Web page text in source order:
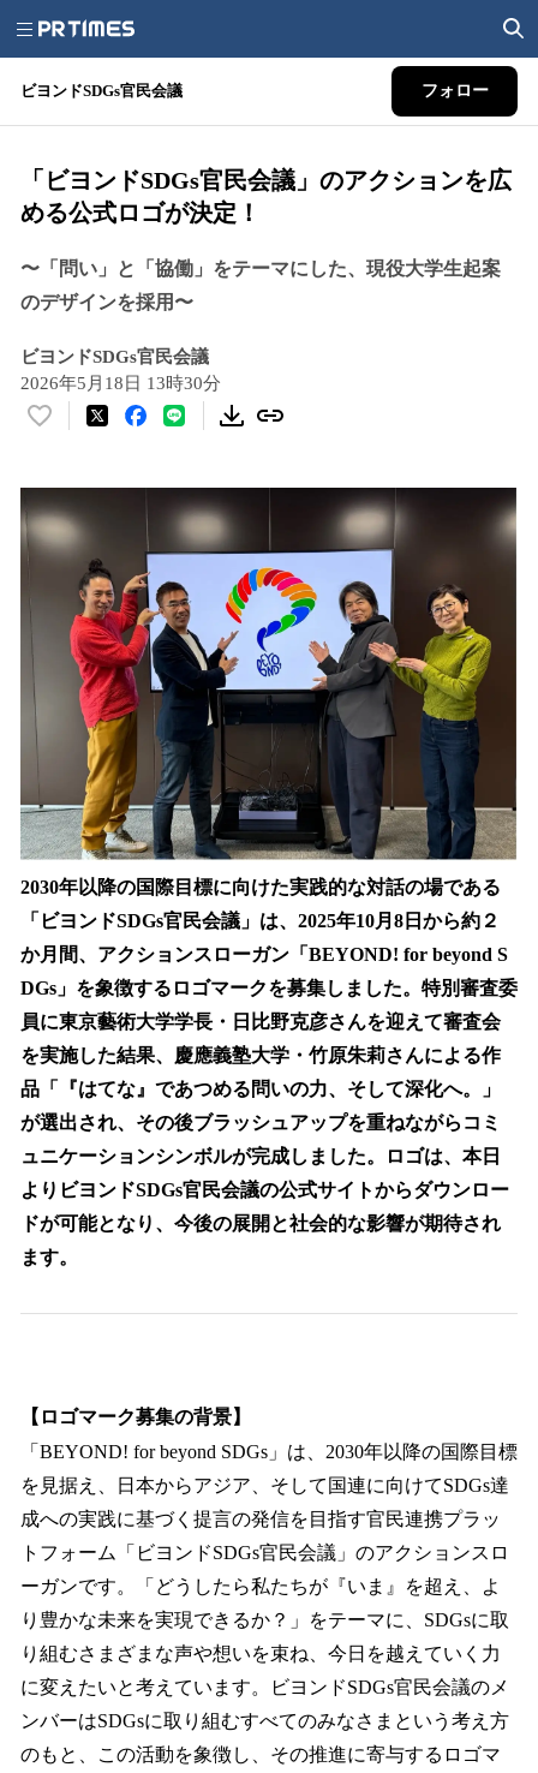
ビヨンドSDGs官民会議 フォロー
「ビヨンドSDGs官民会議」のアクションを広
める公式ロゴが決定！
〜「問い」と「協働」をテーマにした、現役大学生起案
のデザインを採用〜
ビヨンドSDGs官民会議
2026年5月18日 13時30分
い
！
数
を
2030年以降の国際目標に向けた実践的な対話の場である
「ビヨンドSDGs官民会議」は、2025年10月8日から約２
か月間、アクションスローガン「BEYOND! for beyond S
DGs」を象徴するロゴマークを募集しました。特別審査委
員に東京藝術大学学長・日比野克彦さんを迎えて審査会
を実施した結果、慶應義塾大学・竹原朱莉さんによる作
品「『はてな』であつめる問いの力、そして深化へ。」
が選出され、その後ブラッシュアップを重ねながらコミ
ュニケーションシンボルが完成しました。ロゴは、本日
よりビヨンドSDGs官民会議の公式サイトからダウンロー
ドが可能となり、今後の展開と社会的な影響が期待され
ます。
【ロゴマーク募集の背景】
「BEYOND! for beyond SDGs」は、2030年以降の国際目標
を見据え、日本からアジア、そして国連に向けてSDGs達
成への実践に基づく提言の発信を目指す官民連携プラッ
トフォーム「ビヨンドSDGs官民会議」のアクションスロ
ーガンです。「どうしたら私たちが『いま』を超え、よ
り豊かな未来を実現できるか？」をテーマに、SDGsに取
り組むさまざまな声や想いを束ね、今日を越えていく力
に変えたいと考えています。ビヨンドSDGs官民会議のメ
ンバーはSDGsに取り組むすべてのみなさまという考え方
のもと、この活動を象徴し、その推進に寄与するロゴマ